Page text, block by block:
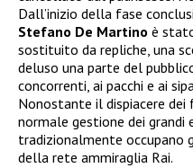
Dall’inizio della fase
Stefano De Martino è
sostituito da repliche, una
deluso una parte del
concorrenti, ai pacchi e ai
Nonostante il dispiacere
normale gestione dei grandi
tradizionalmente occupano
della rete ammiraglia Rai.